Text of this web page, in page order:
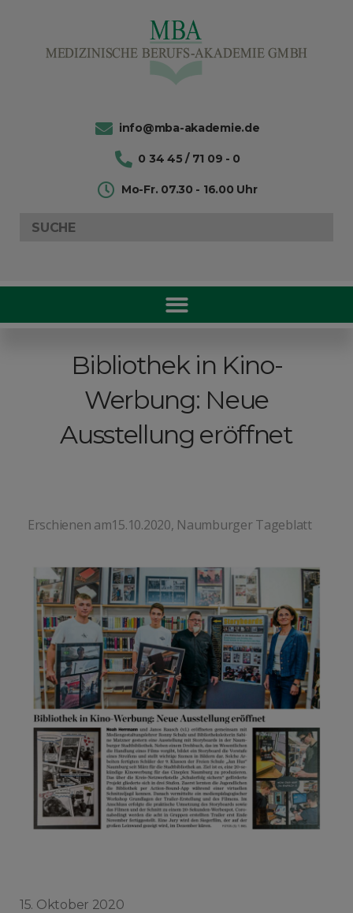
info@mba-akademie.de
0 34 45 / 71 09 - 0
Mo-Fr. 07.30 - 16.00 Uhr
Search
for:
Bibliothek in Kino-
Werbung: Neue
Ausstellung eröffnet
Erschienen am15.10.2020, Naumburger Tageblatt
15. Oktober 2020